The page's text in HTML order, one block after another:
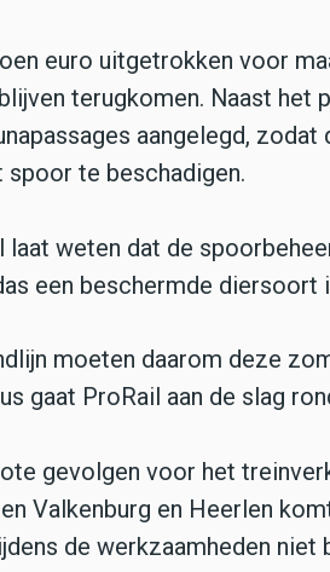
euro uitgetrokken voor
terugkomen. Naast het
aangelegd,
spoor te beschadigen.
laat weten dat de
een beschermde diersoort
moeten daarom deze
gaat ProRail aan de slag
gevolgen voor het
Valkenburg en Heerlen
de werkzaamheden niet